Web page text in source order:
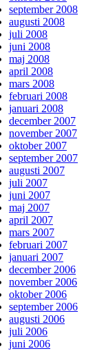
september 2008
augusti 2008
juli 2008
juni 2008
maj 2008
april 2008
mars 2008
februari 2008
januari 2008
december 2007
november 2007
oktober 2007
september 2007
augusti 2007
juli 2007
juni 2007
maj 2007
april 2007
mars 2007
februari 2007
januari 2007
december 2006
november 2006
oktober 2006
september 2006
augusti 2006
juli 2006
juni 2006